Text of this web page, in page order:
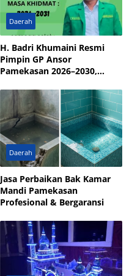
Daerah
H. Badri Khumaini Resmi
Pimpin GP Ansor
Pamekasan 2026–2030,
Daerah
Jasa Perbaikan Bak Kamar
Mandi Pamekasan
Profesional & Bergaransi